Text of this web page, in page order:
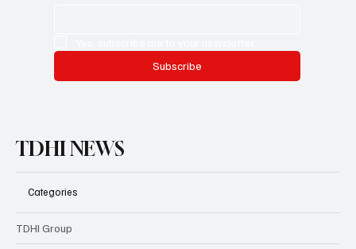
Subscribe
TDHI NEWS
Categories
TDHI Group